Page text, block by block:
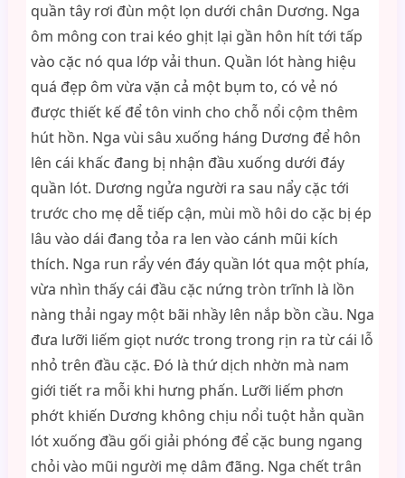
quần tây rơi đùn một lọn dưới chân Dương. Nga
ôm mông con trai kéo ghịt lại gần hôn hít tới tấp
vào cặc nó qua lớp vải thun. Quần lót hàng hiệu
quá đẹp ôm vừa vặn cả một bụm to, có vẻ nó
được thiết kế để tôn vinh cho chỗ nổi cộm thêm
hút hồn. Nga vùi sâu xuống háng Dương để hôn
lên cái khấc đang bị nhận đầu xuống dưới đáy
quần lót. Dương ngửa người ra sau nẩy cặc tới
trước cho mẹ dễ tiếp cận, mùi mồ hôi do cặc bị ép
lâu vào dái đang tỏa ra len vào cánh mũi kích
thích. Nga run rẩy vén đáy quần lót qua một phía,
vừa nhìn thấy cái đầu cặc nứng tròn trĩnh là lồn
nàng thải ngay một bãi nhầy lên nắp bồn cầu. Nga
đưa lưỡi liếm giọt nước trong trong rịn ra từ cái lỗ
nhỏ trên đầu cặc. Đó là thứ dịch nhờn mà nam
giới tiết ra mỗi khi hưng phấn. Lưỡi liếm phơn
phớt khiến Dương không chịu nổi tuột hẳn quần
lót xuống đầu gối giải phóng để cặc bung ngang
chỏi vào mũi người mẹ dâm đãng. Nga chết trân